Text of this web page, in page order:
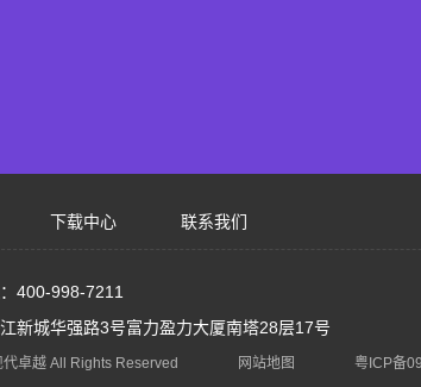
下载中心 联系我们
400-998-7211
新城华强路3号富力盈力大厦南塔28层17号
卓越 All Rights Reserved 网站地图 粤ICP备